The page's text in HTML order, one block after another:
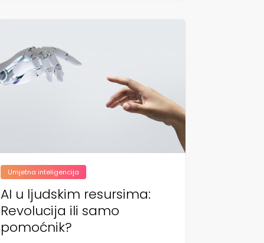
Umjetna inteligencija
AI u ljudskim resursima:
Revolucija ili samo
pomoćnik?